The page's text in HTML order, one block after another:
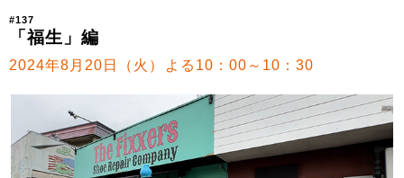
#137
「福生」編
2024年8月20日（火）よる10：00～10：30